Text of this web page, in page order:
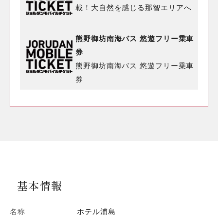
載！大自然を感じる那智エリアへ
熊野御坊南海バス 悠遊フリー乗車
券
熊野御坊南海バス 悠遊フリー乗車
券
基本情報
名称 ホテル浦島